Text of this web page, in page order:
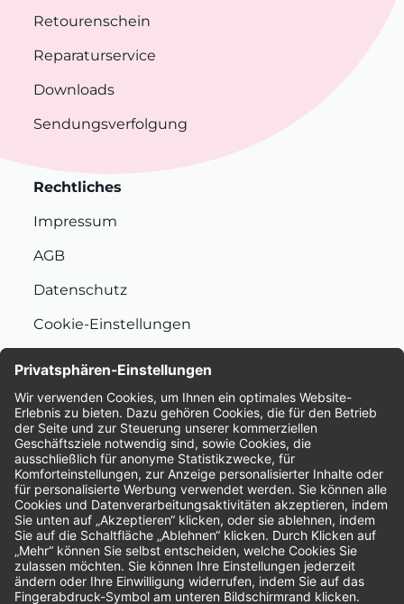
Retourenschein
Reparaturservice
Downloads
Sendungsverfolgung
Rechtliches
Impressum
AGB
Datenschutz
Cookie-Einstellungen
Bewertungen